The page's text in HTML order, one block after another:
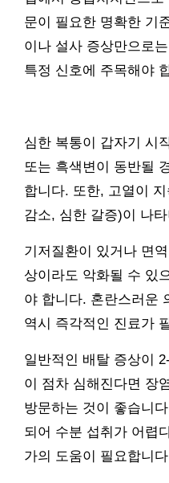
문이 필요한 명확한 기
이나 설사 증상만으로
특정 신호에 주목해야
심한 복통이 갑자기 시
또는 흑색변이 동반될
합니다. 또한, 고열이
감소, 심한 갈증)이 나
기저질환이 있거나 면
상이라도 악화될 수 있
야 합니다. 혼란스러운
역시 즉각적인 진료가
일반적인 배탈 증상이
이 점차 심해진다면 장
방문하는 것이 좋습니
되어 수분 섭취가 어렵
가의 도움이 필요합니